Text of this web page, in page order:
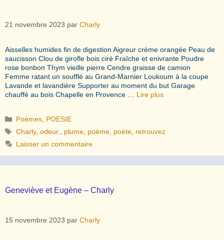
21 novembre 2023 par Charly
Aisselles humides fin de digestion Aigreur crème orangée Peau de
saucisson Clou de girofle bois ciré Fraîche et enivrante Poudre
rose bonbon Thym vieille pierre Cendre graisse de camion
Femme ratant un soufflé au Grand-Marnier Loukoum à la coupe
Lavande et lavandière Supporter au moment du but Garage
chauffé au bois Chapelle en Provence … Lire plus
Catégories
Poèmes POESIE
Étiquettes
Charly,odeur. plume poème poète retrouvez
Laisser un commentaire
Geneviève et Eugène – Charly
15 novembre 2023 par Charly